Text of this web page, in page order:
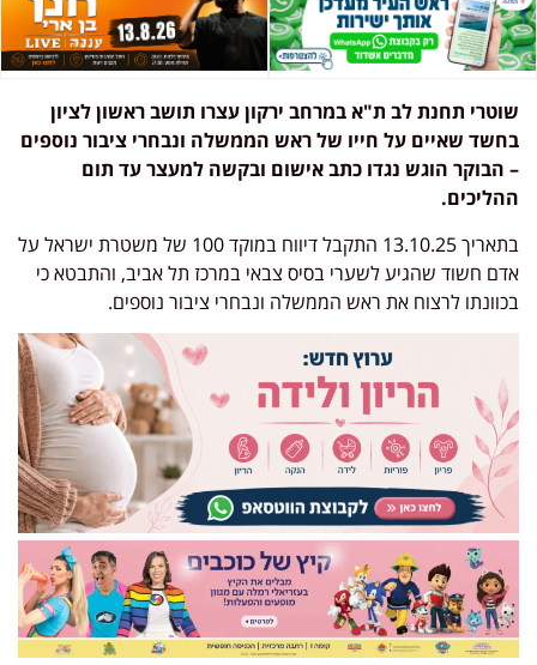
שוטרי תחנת לב ת"א במרחב ירקון עצרו תושב ראשון לציון
בחשד שאיים על חייו של ראש הממשלה ונבחרי ציבור נוספים
– הבוקר הוגש נגדו כתב אישום ובקשה למעצר עד תום
ההליכים.
בתאריך 13.10.25 התקבל דיווח במוקד 100 של משטרת ישראל על
אדם חשוד שהגיע לשערי בסיס צבאי במרכז תל אביב, והתבטא כי
בכוונתו לרצוח את ראש הממשלה ונבחרי ציבור נוספים.